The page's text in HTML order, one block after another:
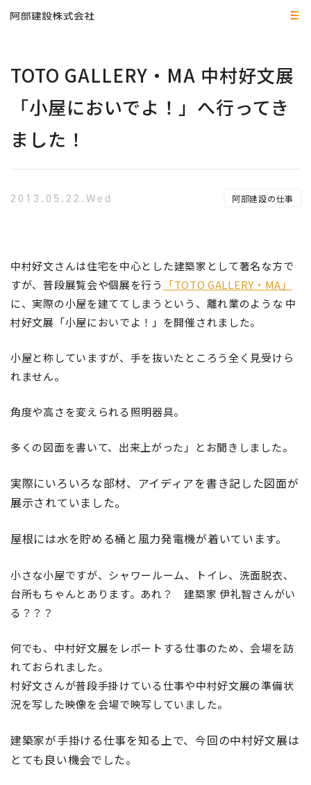
TOTO GALLERY・MA 中村好文展
「小屋においでよ！」へ行ってき
ました！
2013.05.22.Wed 阿部建設の仕事
中村好文さんは住宅を中心とした建築家として著名な方で
すが、普段展覧会や個展を行う
「TOTO GALLERY・MA」
に、実際の小屋を建ててしまうという、離れ業のような 中
村好文展「小屋においでよ！」を開催されました。
小屋と称していますが、手を抜いたところう全く見受けら
れません。
角度や高さを変えられる照明器具。
多くの図面を書いて、出来上がった」とお聞きしました。
実際にいろいろな部材、アイディアを書き記した図面が
展示されていました。
屋根には水を貯める桶と風力発電機が着いています。
小さな小屋ですが、シャワールーム、トイレ、洗面脱衣、
台所もちゃんとあります。あれ？ 建築家 伊礼智さんがい
る？？？
何でも、中村好文展をレポートする仕事のため、会場を訪
れておられました。
村好文さんが普段手掛けている仕事や中村好文展の準備状
況を写した映像を会場で映写していました。
建築家が手掛ける仕事を知る上で、今回の中村好文展は
とても良い機会でした。